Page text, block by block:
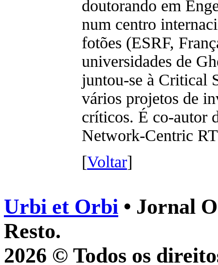
doutorando em
num centro
fotões (ESRF,
universidades de
juntou-se à Critical
vários projetos de
críticos. É co-autor
Network-Centric
[Voltar]
Urbi et Orbi • Jornal
Resto.
2026 © Todos os